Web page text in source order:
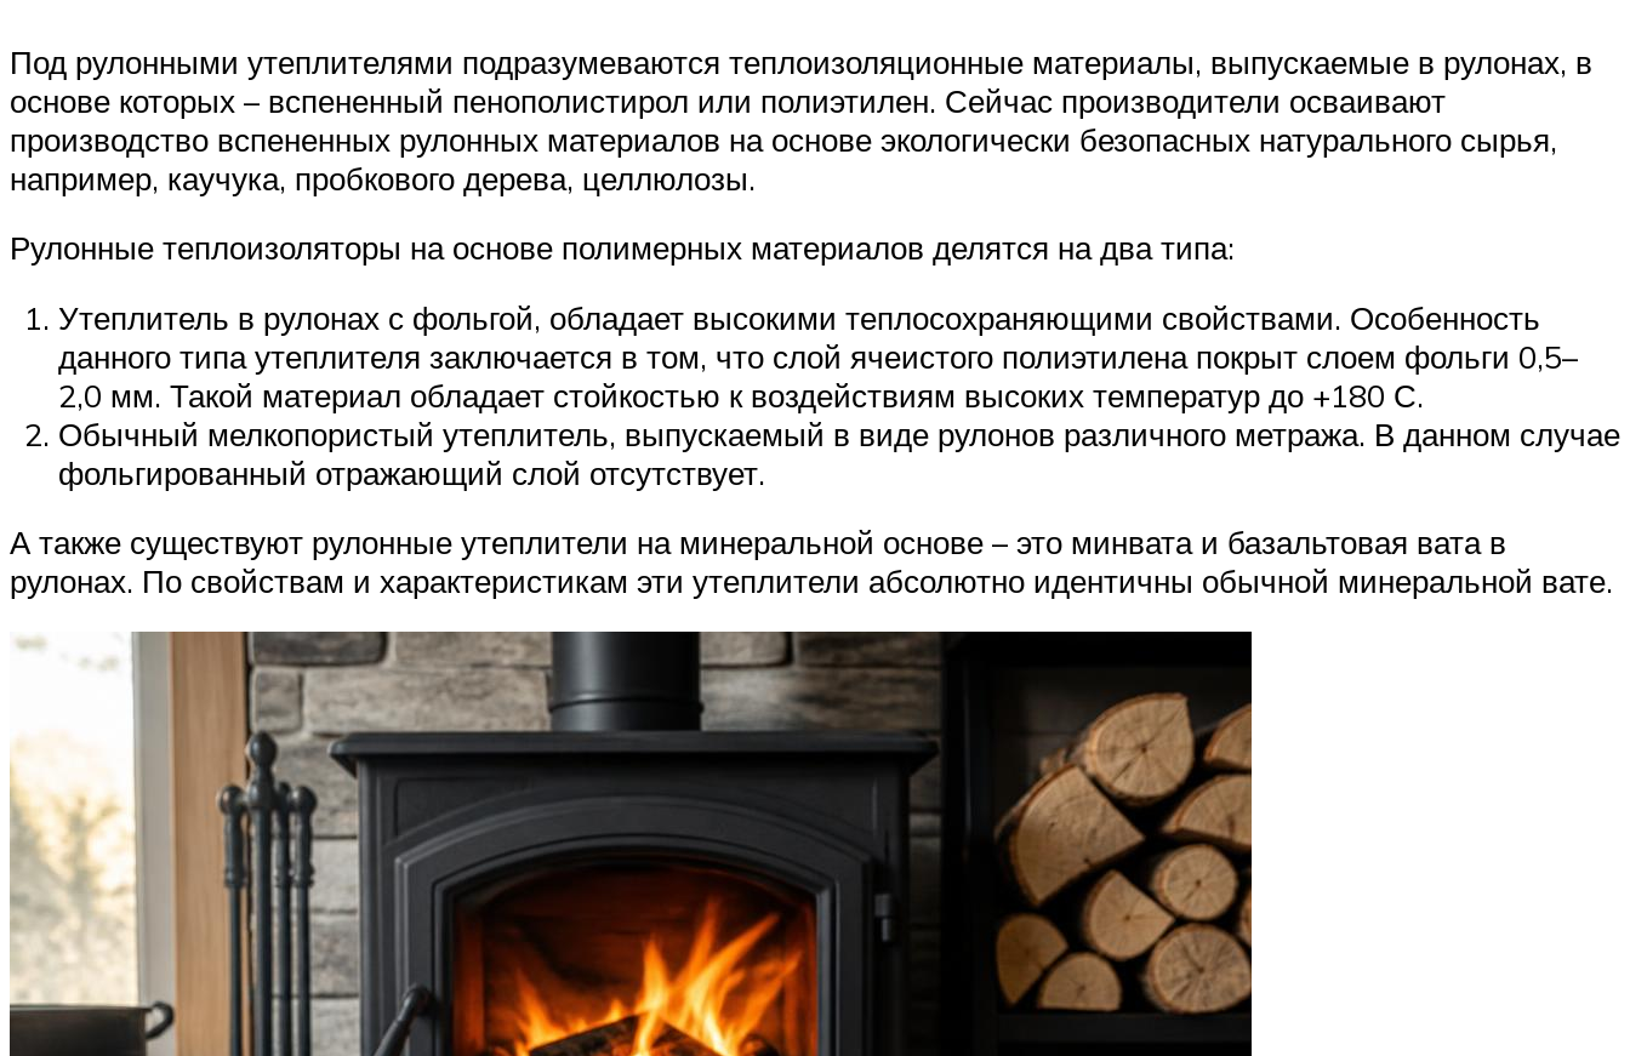
Под рулонными утеплителями подразумеваются теплоизоляционные материалы, выпускаемые в рулонах, в
основе которых – вспененный пенополистирол или полиэтилен. Сейчас производители осваивают
производство вспененных рулонных материалов на основе экологически безопасных натурального сырья,
например, каучука, пробкового дерева, целлюлозы.
Рулонные теплоизоляторы на основе полимерных материалов делятся на два типа:
Утеплитель в рулонах с фольгой, обладает высокими теплосохраняющими свойствами. Особенность
данного типа утеплителя заключается в том, что слой ячеистого полиэтилена покрыт слоем фольги 0,5–
2,0 мм. Такой материал обладает стойкостью к воздействиям высоких температур до +180 С.
Обычный мелкопористый утеплитель, выпускаемый в виде рулонов различного метража. В данном случае
фольгированный отражающий слой отсутствует.
А также существуют рулонные утеплители на минеральной основе – это минвата и базальтовая вата в
рулонах. По свойствам и характеристикам эти утеплители абсолютно идентичны обычной минеральной вате.